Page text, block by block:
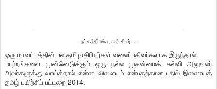
நட்சத்திரங்களுள் சிலர் ...
ஒரு மாவட்டத்தின் பல தமிழாசிரியர்கள் வலைப்பதிவர்களாக இருந்தால்
மாற்றங்களை முன்னெடுக்கும் ஒரு நல்ல முதன்மைக் கல்வி அலுவலர்
அவர்களுக்கு வாய்த்தால் என்ன விளையும் என்பதற்கான பதில் இணையத்
தமிழ் பயிற்சிப் பட்டறை 2014.